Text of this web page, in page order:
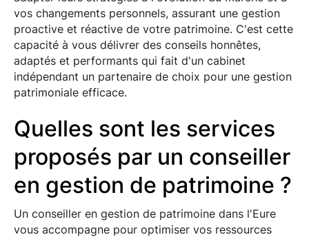
vos changements personnels, assurant une gestion
proactive et réactive de votre patrimoine. C'est cette
capacité à vous délivrer des conseils honnêtes,
adaptés et performants qui fait d'un cabinet
indépendant un partenaire de choix pour une gestion
patrimoniale efficace.
Quelles sont les services
proposés par un conseiller
en gestion de patrimoine ?
Un conseiller en gestion de patrimoine dans l'Eure
vous accompagne pour optimiser vos ressources